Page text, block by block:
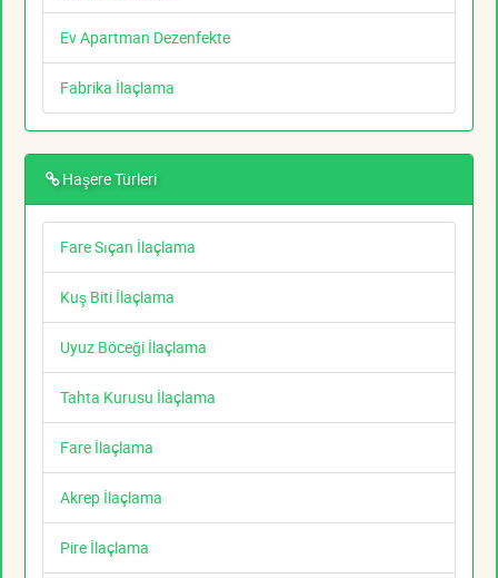
Ev Apartman Dezenfekte
Fabrika İlaçlama
Haşere Türleri
Fare Sıçan İlaçlama
Kuş Biti İlaçlama
Uyuz Böceği İlaçlama
Tahta Kurusu İlaçlama
Fare İlaçlama
Akrep İlaçlama
Pire İlaçlama